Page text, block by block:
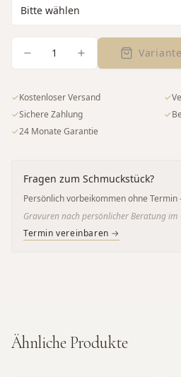
1
✓Kostenloser Versand ✓
✓Sichere Zahlung ✓
✓24 Monate Garantie
Fragen zum Schmuckstück?
Persönlich vorbeikommen ohne
Gravuren nach persönlicher Beratung im
Termin vereinbaren →
Ähnliche Produkte